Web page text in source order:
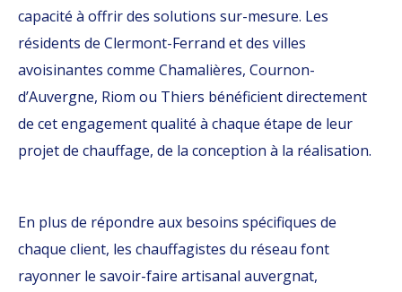
capacité à offrir des solutions sur-mesure. Les
résidents de Clermont-Ferrand et des villes
avoisinantes comme Chamalières, Cournon-
d’Auvergne, Riom ou Thiers bénéficient directement
de cet engagement qualité à chaque étape de leur
projet de chauffage, de la conception à la réalisation.
En plus de répondre aux besoins spécifiques de
chaque client, les chauffagistes du réseau font
rayonner le savoir-faire artisanal auvergnat,